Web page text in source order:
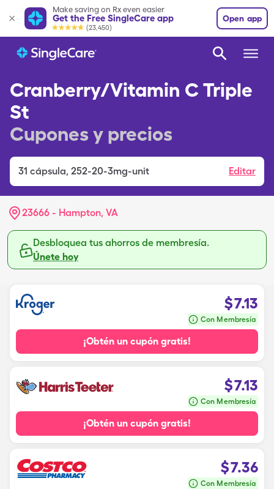
Make saving on Rx even easier
Get the Free SingleCare app
(23,450)
Open app
Cranberry/Vitamin C Triple
St
Cupones y precios
31 cápsula, 252-20-3mg-unit Editar
23666 - Hampton, VA
Desbloquea tus ahorros de membresía.
Únete hoy
$7.13
Con Membresía
¡Obtén un cupón gratis!
$7.13
Con Membresía
¡Obtén un cupón gratis!
$7.36
Con Membresía